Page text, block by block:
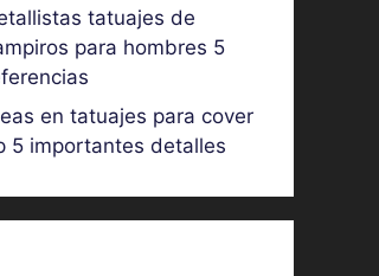
tatuajes de
para hombres 5
en tatuajes para cover
5 importantes detalles